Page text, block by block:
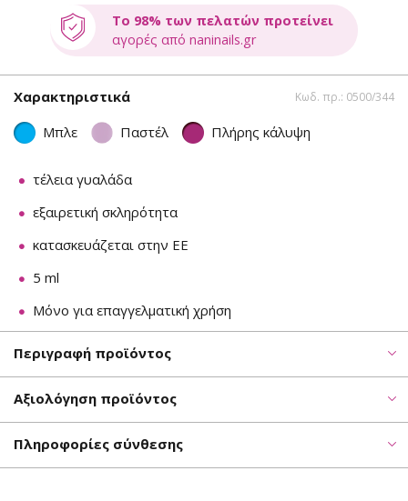
Το 98% των πελατών προτείνει
αγορές από naninails.gr
Χαρακτηριστικά Κωδ. πρ.: 0500/344
Μπλε Παστέλ Πλήρης κάλυψη
τέλεια γυαλάδα
εξαιρετική σκληρότητα
κατασκευάζεται στην ΕΕ
5 ml
Μόνο για επαγγελματική χρήση
Περιγραφή προϊόντος
Αξιολόγηση προϊόντος
Πληροφορίες σύνθεσης